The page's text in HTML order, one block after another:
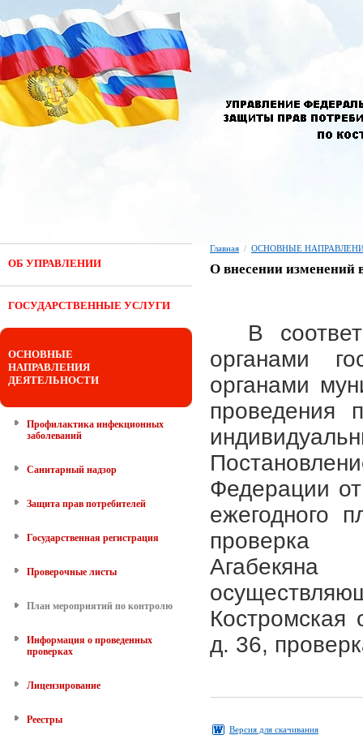
ОБ УПРАВЛЕНИИ
ГОСУДАРСТВЕННЫЕ УСЛУГИ
ОСНОВНЫЕ
НАПРАВЛЕНИЯ
ДЕЯТЕЛЬНОСТИ
Профилактика инфекционных
заболеваний
Санитарный надзор
Защита прав потребителей
Государственная регистрация
Проверочные листы
План мероприятий по контролю
Информация о проведенных
проверках
Лицензирование
Реестры
Главная / ОСНОВНЫЕ
О внесении изменений
В
органами
органами
проведения
Федерации
ежегодного
проверка
Костромская
д. 36,
Версия для скачивания